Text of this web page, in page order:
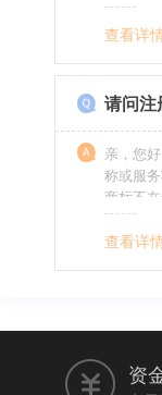
商标持
的责任
查看详
请问注
亲，您
称或服
商标不
名称的
查看详
资